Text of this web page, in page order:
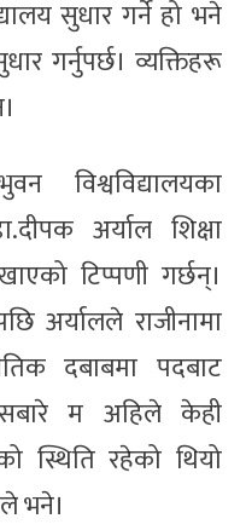
सुधार गर्ने हो भने
गर्नुपर्छ। व्यक्तिहरू
विश्वविद्यालयका
अर्याल शिक्षा
टिप्पणी गर्छन्।
अर्यालले राजीनामा
दबाबमा पदबाट
म अहिले केही
स्थिति रहेको थियो
भने।